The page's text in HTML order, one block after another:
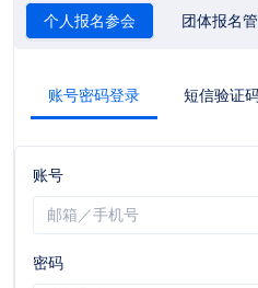
个人报名参会 团体报名
账号密码登录 短信验证
账号
密码